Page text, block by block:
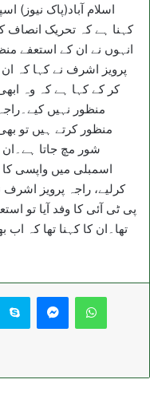
اسلام آباد(پاک نیوز)
کہنا ہے کہ تحریک انصاف
انہوں نے ان کے استعفے
پرویز اشرف نے کہا کہ
کر کے کہا ہے کہ وہ
منظور نہیں
منظور کرتے ہیں تو
شور مچ جاتا
اسمبلی میں واپسی کا
کرلیے، راجہ پرویز
پی ٹی آئی کا وفد آیا تو
تھا۔ان کا کہنا تھا کہ
Skype Messenger